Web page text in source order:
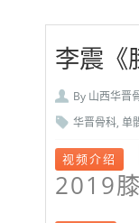
李震《
By 山西华晋
华晋骨科, 单
视频介绍
2019